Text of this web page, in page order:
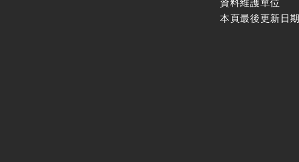
資料維護單位
本頁最後更新日期